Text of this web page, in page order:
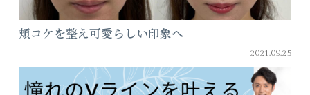
頬コケを整え可愛らしい印象へ
2021.09.25